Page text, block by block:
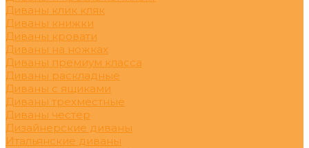
Диваны клик кляк
Диваны книжки
Диваны кровати
Диваны на ножках
Диваны премиум класса
Диваны раскладные
Диваны с ящиками
Диваны трехместные
Диваны честер
Дизайнерские диваны
Итальянские диваны